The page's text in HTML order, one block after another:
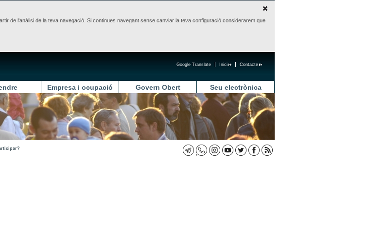
de l'anàlisi de la teva navegació. Si continues navegant sense canviar la teva configuració considerarem que
Contacte
Inici
Google Translate
Empresa i ocupació Govern Obert Seu electrònica